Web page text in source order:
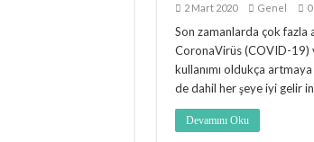
2 Mart 2020 Genel 0
Son zamanlarda çok
CoronaVirüs (COVID-19)
kullanımı oldukça
de dahil her şeye iyi gelir
Devamını Oku